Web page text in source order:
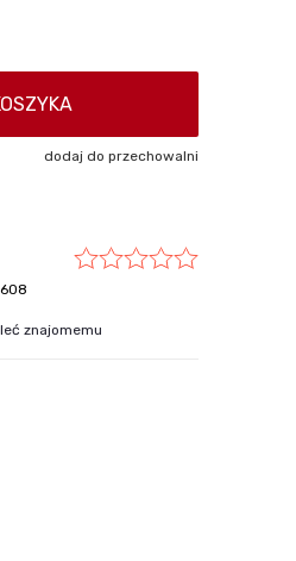
dodaj do przechowalni
znajomemu